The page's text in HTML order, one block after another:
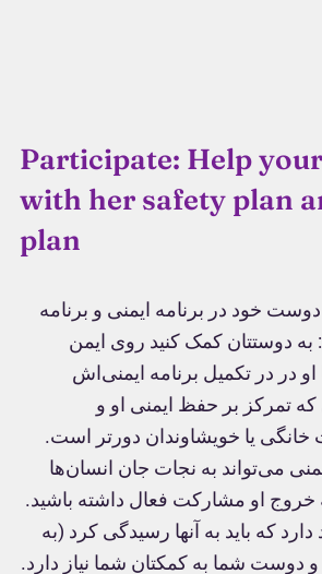
Participate: Help
with her safety plan
plan
خود در برنامه ایمنی و برنامه
دوستتان کمک کنید روی ایمن
او در در تکمیل برنامه ایمنی‌اش
که تمرکز بر حفظ ایمنی او و
خانگی یا خویشاوندان دورتر است.
می‌تواند به نجات جان انسان‌ها
خروج او مشارکت فعال داشته باشید.
که باید به آنها رسیدگی کرد (به
و دوست شما به کمکتان شما نیاز دارد.